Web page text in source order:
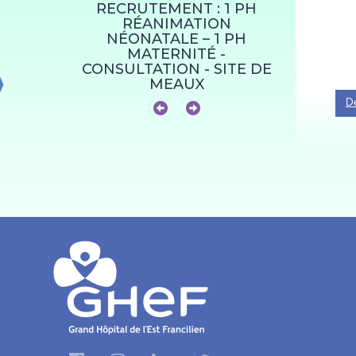
RECRUTEMENT : 1 PH
RÉANIMATION
NÉONATALE – 1 PH
MATERNITÉ -
CONSULTATION - SITE DE
MEAUX